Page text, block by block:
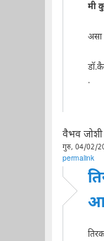
मी
असा
.
वैभव जोशी
गुरु, 04/02/
permalink